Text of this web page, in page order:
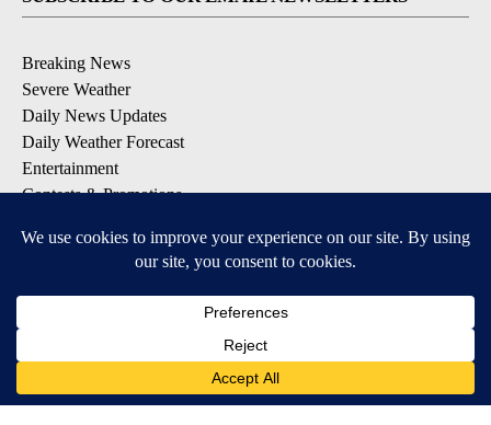
Breaking News
Severe Weather
Daily News Updates
Daily Weather Forecast
Entertainment
Contests & Promotions
DOWNLOAD OUR APPS
Available for iOS and Android